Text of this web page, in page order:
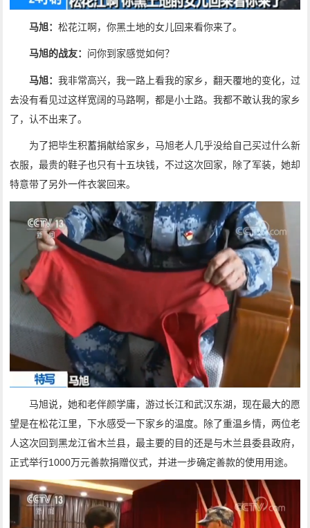
马旭： 松花江啊，你黑土地的女儿回来看你来了。
马旭的战友： 问你到家感觉如何？
马旭： 我非常高兴，我一路上看我的家乡，翻天覆地的变化，过
去没有看见过这样宽阔的马路啊，都是小土路。我都不敢认我的家乡
了，认不出来了。
为了把毕生积蓄捐献给家乡，马旭老人几乎没给自己买过什么新
衣服，最贵的鞋子也只有十五块钱，不过这次回家，除了军装，她却
特意带了另外一件衣裳回来。
马旭说，她和老伴颜学庸，游过长江和武汉东湖，现在最大的愿
望是在松花江里，下水感受一下家乡的温度。除了重温乡情，两位老
人这次回到黑龙江省木兰县，最主要的目的还是与木兰县委县政府，
正式举行1000万元善款捐赠仪式，并进一步确定善款的使用用途。